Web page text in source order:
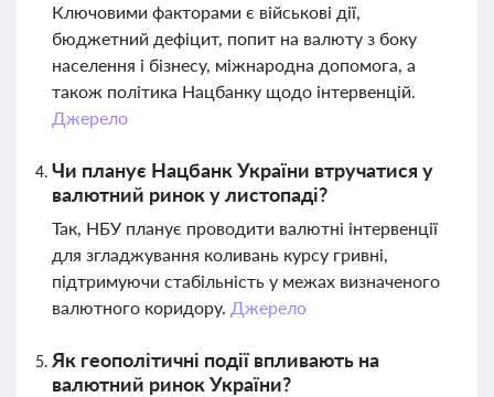
Ключовими факторами є військові дії,
бюджетний дефіцит, попит на валюту з боку
населення і бізнесу, міжнародна допомога, а
також політика Нацбанку щодо інтервенцій.
Джерело
Чи планує Нацбанк України втручатися у
валютний ринок у листопаді?
Так, НБУ планує проводити валютні інтервенції
для згладжування коливань курсу гривні,
підтримуючи стабільність у межах визначеного
валютного коридору. Джерело
Як геополітичні події впливають на
валютний ринок України?